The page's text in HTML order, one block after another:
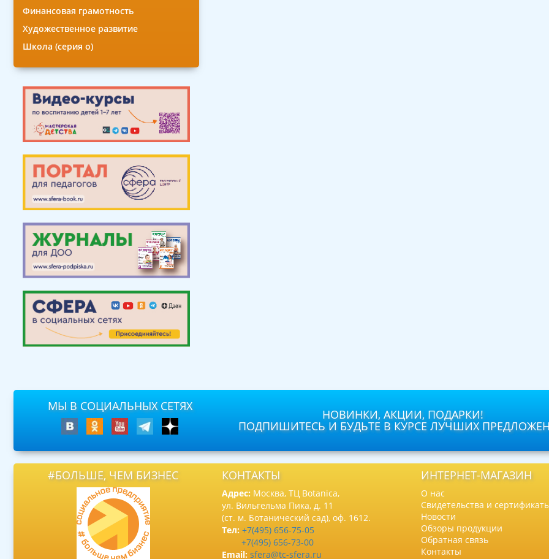
Финансовая грамотность
Художественное развитие
Школа (серия о)
МЫ В СОЦИАЛЬНЫХ СЕТЯХ
НОВИНКИ, АКЦИИ, ПОДАРКИ!
ПОДПИШИТЕСЬ И БУДЬТЕ В КУРСЕ ЛУЧШИХ
#БОЛЬШЕ, ЧЕМ БИЗНЕС КОНТАКТЫ
Адрес: Москва, ТЦ Botanica,
ул. Вильгельма Пика, д. 11
(ст. м. Ботанический сад), оф. 1612.
Тел: +7(495) 656-75-05
+7(495) 656-73-00
Email: sfera@tc-sfera.ru
ИНТЕРНЕТ-МАГАЗИН
О нас
Свидетельства и
Новости
Обзоры продукции
Обратная связь
Контакты